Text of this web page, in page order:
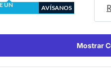
UN
AVÍSANOS
Mostrar